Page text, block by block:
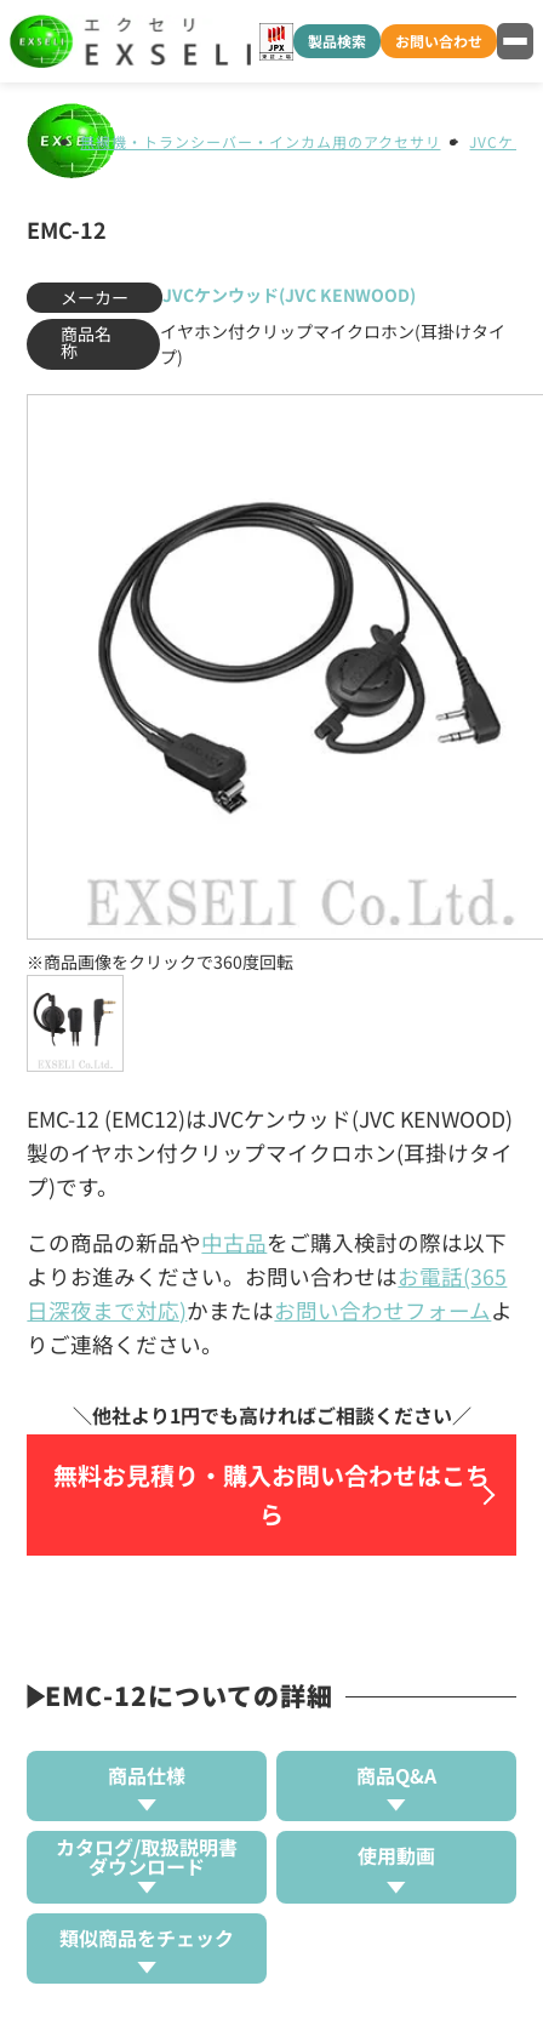
製品検索 お問い合わせ
無線機・トランシーバー・インカム用のアクセサリ JVCケン
EMC-12
メーカー
JVCケンウッド(JVC KENWOOD)
商品名
称
イヤホン付クリップマイクロホン(耳掛けタイ
プ)
EMC-12 (EMC12)はJVCケンウッド(JVC KENWOOD)
製のイヤホン付クリップマイクロホン(耳掛けタイ
プ)です。
この商品の新品や中古品をご購入検討の際は以下
よりお進みください。お問い合わせはお電話(365
日深夜まで対応)かまたはお問い合わせフォームよ
りご連絡ください。
無料お見積り・ 購入お問い合わせはこち
ら
※商品画像をクリックで360度回転
EMC-12についての詳細
商品仕様 商品Q&A
カタログ/取扱説明書
ダウンロード 使用動画
類似商品をチェック